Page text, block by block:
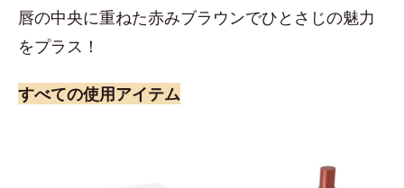
唇の中央に重ねた赤みブラウンでひとさじの魅力
をプラス！
すべての使用アイテム